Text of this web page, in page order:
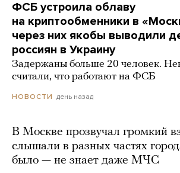
ФСБ устроила облаву
на криптообменники в
через них якобы выводили
россиян в Украину
Задержаны больше 20 человек.
считали, что работают на ФСБ
НОВОСТИ день назад
В Москве прозвучал громкий
слышали в разных частях
было — не знает даже МЧС